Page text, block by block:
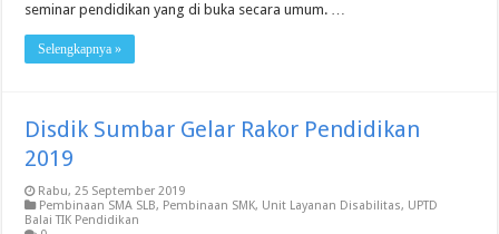
seminar pendidikan yang di buka secara umum. …
Selengkapnya »
Disdik Sumbar Gelar Rakor Pendidikan
2019
Rabu, 25 September 2019
Pembinaan SMA SLB, Pembinaan SMK, Unit Layanan Disabilitas, UPTD
Balai TIK Pendidikan